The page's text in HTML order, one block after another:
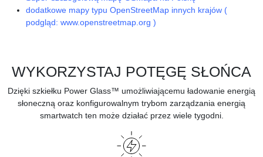
dodatkowe mapy typu OpenStreetMap innych krajów (
podgląd: www.openstreetmap.org )
WYKORZYSTAJ POTĘGĘ SŁOŃCA
Dzięki szkiełku Power Glass™ umożliwiającemu ładowanie energią
słoneczną oraz konfigurowalnym trybom zarządzania energią
smartwatch ten może działać przez wiele tygodni.